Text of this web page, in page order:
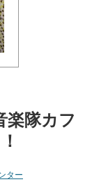
楽隊カフ
ター